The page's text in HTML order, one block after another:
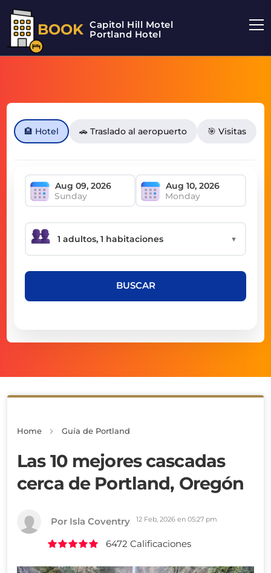
BOOK Capitol Hill Motel
Portland Hotel
🏨 Hotel 🚗 Traslado al aeropuerto 🎯 Visitas
Sunday Monday
▼
BUSCAR
Home Guía de Portland
Las 10 mejores cascadas
cerca de Portland, Oregón
Por Isla Coventry 12 Feb, 2026 en 05:27 pm
6472 Calificaciones